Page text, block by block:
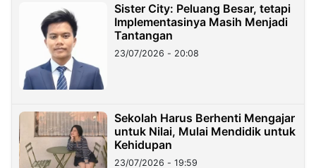
Sister City: Peluang Besar, tetapi
Implementasinya Masih Menjadi
Tantangan
23/07/2026 - 20:08
Sekolah Harus Berhenti Mengajar
untuk Nilai, Mulai Mendidik untuk
Kehidupan
23/07/2026 - 19:59